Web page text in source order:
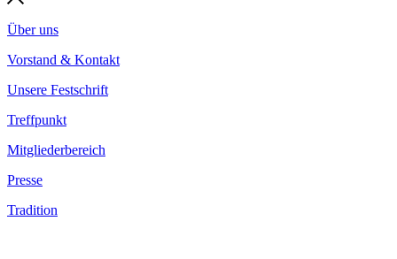
Über uns
Vorstand & Kontakt
Unsere Festschrift
Treffpunkt
Mitgliederbereich
Presse
Tradition